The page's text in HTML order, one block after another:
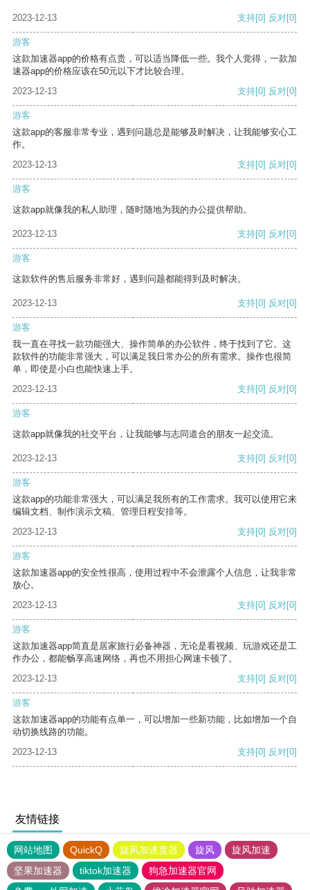
2023-12-13 支持[0] 反对[0]
游客
这款加速器app的价格有点贵，可以适当降低一些。我个人觉得，一款加
速器app的价格应该在50元以下才比较合理。
2023-12-13
支持[0] 反对[0]
游客
这款app的客服非常专业，遇到问题总是能够及时解决，让我能够安心工
作。
2023-12-13
支持[0] 反对[0]
游客
这款app就像我的私人助理，随时随地为我的办公提供帮助。
2023-12-13 支持[0] 反对[0]
游客
这款软件的售后服务非常好，遇到问题都能得到及时解决。
2023-12-13 支持[0] 反对[0]
游客
我一直在寻找一款功能强大、操作简单的办公软件，终于找到了它。这
款软件的功能非常强大，可以满足我日常办公的所有需求。操作也很简
单，即使是小白也能快速上手。
2023-12-13
支持[0] 反对[0]
游客
这款app就像我的社交平台，让我能够与志同道合的朋友一起交流。
2023-12-13 支持[0] 反对[0]
游客
这款app的功能非常强大，可以满足我所有的工作需求。我可以使用它来
编辑文档、制作演示文稿、管理日程安排等。
2023-12-13
支持[0] 反对[0]
游客
这款加速器app的安全性很高，使用过程中不会泄露个人信息，让我非常
放心。
2023-12-13
支持[0] 反对[0]
游客
这款加速器app简直是居家旅行必备神器，无论是看视频、玩游戏还是工
作办公，都能畅享高速网络，再也不用担心网速卡顿了。
2023-12-13
支持[0] 反对[0]
游客
这款加速器app的功能有点单一，可以增加一些新功能，比如增加一个自
动切换线路的功能。
2023-12-13
支持[0] 反对[0]
友情链接
网站地图 QuickQ 旋风加速度器 旋风
旋风加速
坚果加速器
tiktok加速器
狗急加速器官网